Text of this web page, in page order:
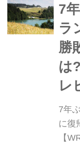
ラベ
戦
「
7
ラ
勝
は
レ
7年
に復
【